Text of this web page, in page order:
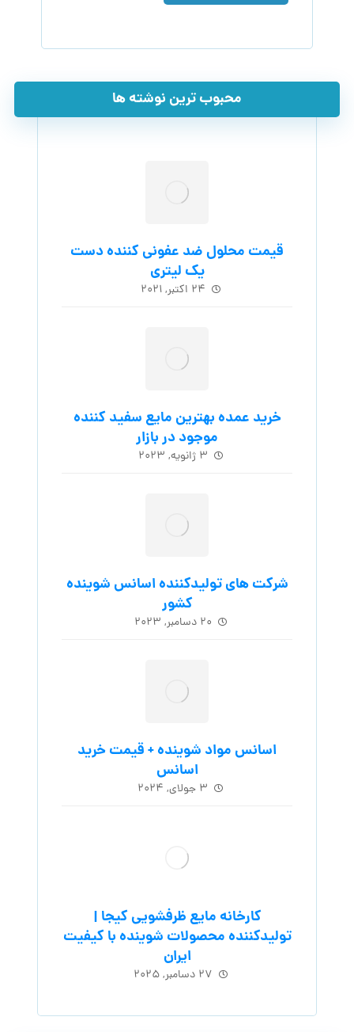
محبوب ترین نوشته ها
قیمت محلول ضد عفونی کننده دست
یک لیتری
۲۴ اکتبر, ۲۰۲۱
خرید عمده بهترین مایع سفید کننده
موجود در بازار
۳ ژانویه, ۲۰۲۳
شرکت های تولیدکننده اسانس شوینده
کشور
۲۰ دسامبر, ۲۰۲۳
اسانس مواد شوینده + قیمت خرید
اسانس
۳ جولای, ۲۰۲۴
کارخانه مایع ظرفشویی کیجا |
تولیدکننده محصولات شوینده با کیفیت
ایران
۲۷ دسامبر, ۲۰۲۵